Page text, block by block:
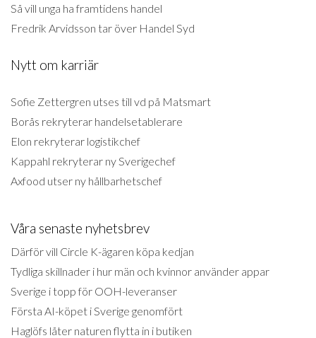
Så vill unga ha framtidens handel
Fredrik Arvidsson tar över Handel Syd
Nytt om karriär
Sofie Zettergren utses till vd på Matsmart
Borås rekryterar handelsetablerare
Elon rekryterar logistikchef
Kappahl rekryterar ny Sverigechef
Axfood utser ny hållbarhetschef
Våra senaste nyhetsbrev
Därför vill Circle K-ägaren köpa kedjan
Tydliga skillnader i hur män och kvinnor använder appar
Sverige i topp för OOH-leveranser
Första AI-köpet i Sverige genomfört
Haglöfs låter naturen flytta in i butiken